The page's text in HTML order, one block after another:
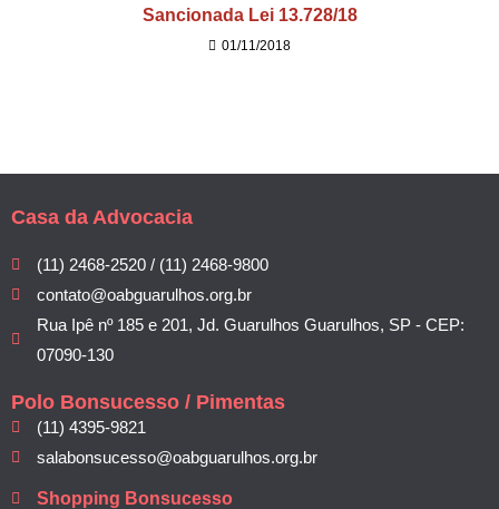
Sancionada Lei 13.728/18
01/11/2018
Casa da Advocacia
(11) 2468-2520 / (11) 2468-9800
contato@oabguarulhos.org.br
Rua Ipê nº 185 e 201, Jd. Guarulhos Guarulhos, SP - CEP:
07090-130
Polo Bonsucesso / Pimentas
(11) 4395-9821
salabonsucesso@oabguarulhos.org.br
Shopping Bonsucesso